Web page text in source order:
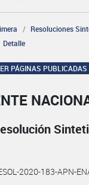
Resoluciones
Detalle
PÁGINAS PUBLICADAS
2020-183-APN-